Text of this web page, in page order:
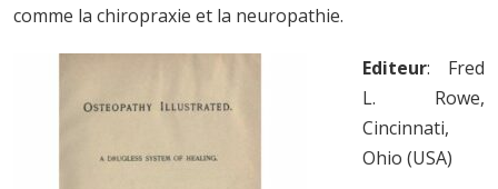
comme la chiropraxie et la neuropathie.
Editeur: Fred
L. Rowe,
Cincinnati,
Ohio (USA)